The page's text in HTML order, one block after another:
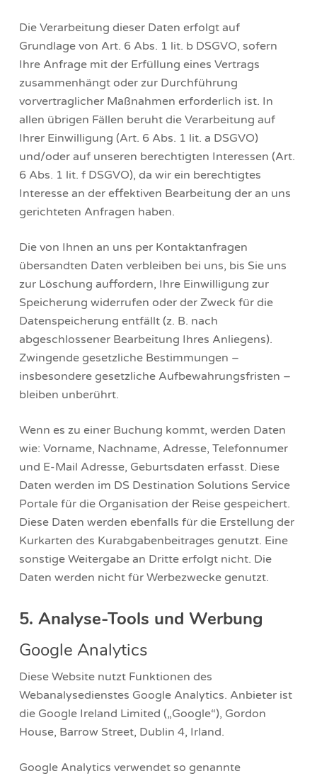
Die Verarbeitung dieser Daten erfolgt auf
Grundlage von Art. 6 Abs. 1 lit. b DSGVO, sofern
Ihre Anfrage mit der Erfüllung eines Vertrags
zusammenhängt oder zur Durchführung
vorvertraglicher Maßnahmen erforderlich ist. In
allen übrigen Fällen beruht die Verarbeitung auf
Ihrer Einwilligung (Art. 6 Abs. 1 lit. a DSGVO)
und/oder auf unseren berechtigten Interessen (Art.
6 Abs. 1 lit. f DSGVO), da wir ein berechtigtes
Interesse an der effektiven Bearbeitung der an uns
gerichteten Anfragen haben.
Die von Ihnen an uns per Kontaktanfragen
übersandten Daten verbleiben bei uns, bis Sie uns
zur Löschung auffordern, Ihre Einwilligung zur
Speicherung widerrufen oder der Zweck für die
Datenspeicherung entfällt (z. B. nach
abgeschlossener Bearbeitung Ihres Anliegens).
Zwingende gesetzliche Bestimmungen –
insbesondere gesetzliche Aufbewahrungsfristen –
bleiben unberührt.
Wenn es zu einer Buchung kommt, werden Daten
wie: Vorname, Nachname, Adresse, Telefonnumer
und E-Mail Adresse, Geburtsdaten erfasst. Diese
Daten werden im DS Destination Solutions Service
Portale für die Organisation der Reise gespeichert.
Diese Daten werden ebenfalls für die Erstellung der
Kurkarten des Kurabgabenbeitrages genutzt. Eine
sonstige Weitergabe an Dritte erfolgt nicht. Die
Daten werden nicht für Werbezwecke genutzt.
5. Analyse-Tools und Werbung
Google Analytics
Diese Website nutzt Funktionen des
Webanalysedienstes Google Analytics. Anbieter ist
die Google Ireland Limited („Google“), Gordon
House, Barrow Street, Dublin 4, Irland.
Google Analytics verwendet so genannte